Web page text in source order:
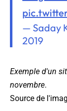
— Saday
2019
Exemple d'un
novembre.
Source de